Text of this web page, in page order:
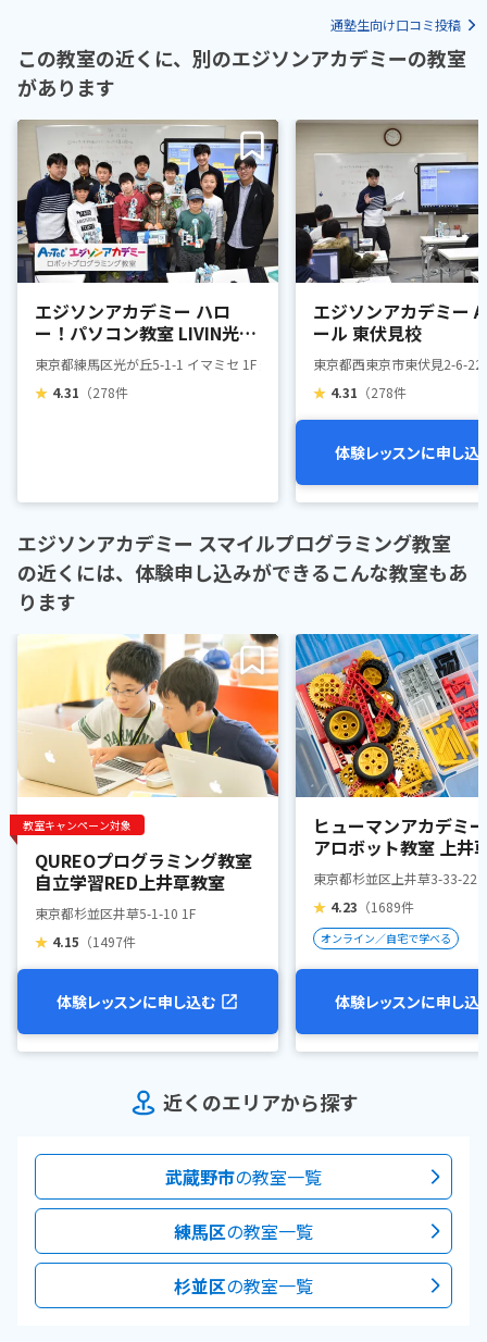
通塾生向け口コミ投稿
この教室の近くに、別のエジソンアカデミーの教室
があります
エジソンアカデミー ハロ
ー！パソコン教室 LIVIN光が
丘校
東京都練馬区光が丘5-1-1 イマミセ 1F 光の広場前
★ 4.31 （278件
エジソンアカデミー
ール 東伏見校
東京都西東京市東伏見2-6-22
★ 4.31 （278件
体験レッスンに申し込
エジソンアカデミー スマイルプログラミング教室
の近くには、体験申し込みができるこんな教室もあ
ります
教室キャンペーン対象
QUREOプログラミング教室
自立学習RED上井草教室
東京都杉並区井草5-1-10 1F
★ 4.15 （1497件
体験レッスンに申し込む
ヒューマンアカデミ
アロボット教室 上井
東京都杉並区上井草3-33-22
★ 4.23 （1689件
オンライン／自宅で学べる
体験レッスンに申し込
近くのエリアから探す
武蔵野市の教室一覧
練馬区の教室一覧
杉並区の教室一覧